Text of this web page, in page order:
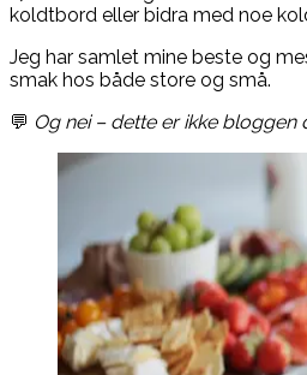
koldtbord eller bidra med noe
Jeg har samlet mine beste og
smak hos både store og små.
💬 Og nei – dette er ikke